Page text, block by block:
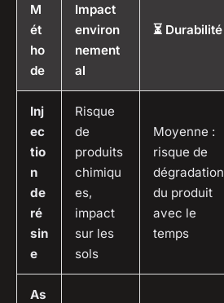
M
ét
ho
de
Impact
environ
nement
al
⏳ Durabilité
Inj
ec
tio
n
de
ré
sin
e
Risque
de
produits
chimiqu
es,
impact
sur les
sols
Moyenne :
risque de
dégradation
du produit
avec le
temps
As